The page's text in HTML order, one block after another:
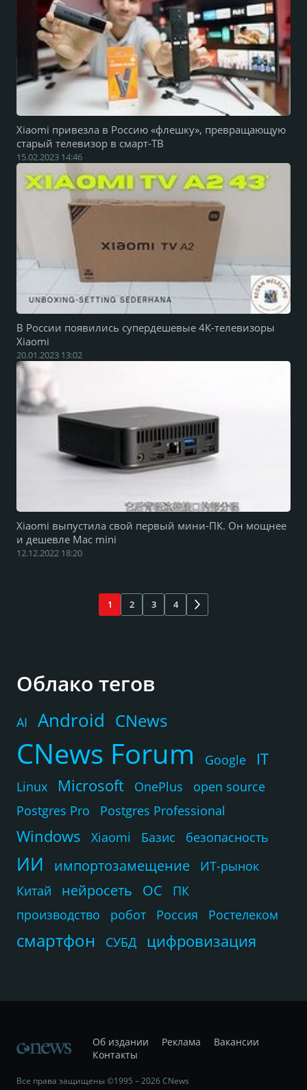
Xiaomi привезла в Россию «флешку», превращающую
старый телевизор в смарт-ТВ
15.02.2023 14:46
В России появились супердешевые 4К-телевизоры
Xiaomi
20.01.2023 13:02
Xiaomi выпустила свой первый мини-ПК. Он мощнее
и дешевле Mac mini
12.12.2022 18:20
1 2 3 4
Облако тегов
AI Android CNews
CNews Forum Google IT
Linux Microsoft OnePlus
open source
Postgres Pro
Postgres Professional
Windows Xiaomi Базис безопасность
ИИ импортозамещение
ИТ-рынок
Китай
нейросеть ОС
ПК
производство
робот Россия Ростелеком
смартфон СУБД цифровизация
Об издании Реклама
Вакансии
Контакты
Все права защищены ©1995 – 2026 CNews